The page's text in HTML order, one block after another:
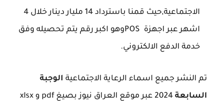
الاجتماعية,حيث قمنا باسترداد 14 مليار دينار خلال 4
اشهر عبر اجهزة POSوهو اكبر رقم يتم تحصيله وفق
خدمة الدفع الالكتروني.
تم النشر جميع اسماء الرعاية الاجتماعية الوجبة
السابعة
2024 عبر موقع العراق نيوز بصيغ pdf و xlsx